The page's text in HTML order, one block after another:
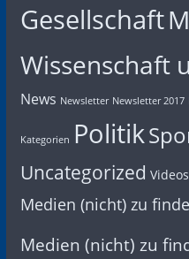
Gesellschaft
Wissenschaft
News Newsletter Newsletter 2017
Kategorien Politik
Uncategorized
Medien (nicht) zu
Medien (nicht) zu